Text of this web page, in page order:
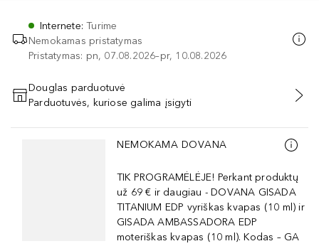
Internete:Turime
Nemokamas pristatymas
Pristatymas: pn, 07.08.2026–pr, 10.08.2026
PRIDĖTI Į KREPŠELĮ
Douglas parduotuvė
Parduotuvės, kuriose galima įsigyti
Praleisti slankiklį
NEMOKAMA DOVANA
TIK PROGRAMĖLĖJE! Perkant produktų
už 69 € ir daugiau - DOVANA GISADA
TITANIUM EDP vyriškas kvapas (10 ml) ir
GISADA AMBASSADORA EDP
moteriškas kvapas (10 ml). Kodas – GA